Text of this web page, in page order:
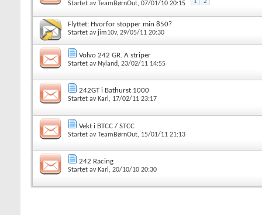
Startet avTeamBørnOut, 07/01/10 20:15 1 2
Flyttet: Hvorfor stopper min 850?
Startet av jim10v, 29/05/11 20:30
Volvo 242 GR. A striper
Startet av Nyland, 23/02/11 14:55
242GT i Bathurst 1000
Startet av Karl , 17/02/11 23:17
Vekt i BTCC / STCC
Startet avTeamBørnOut, 15/01/11 21:13
242 Racing
Startet av Karl , 20/10/10 20:30